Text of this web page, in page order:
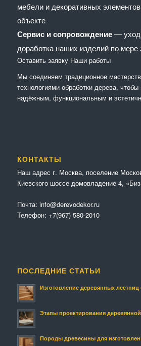
мебели и декоративных
объекте
Сервис и сопровождение— уход,
доработка наших изделий по мере
Оставить заявку Наши работы
Мы соединяем традиционное
технологиями обработки дерева,
надёжным, функциональным и
КОНТАКТЫ
Наш адрес г. Москва, поселение
Киевского шоссе домовладение 4,
Почта: info@derevodekor.ru
Телефон: +7(967) 580-2010
ПОСЛЕДНИЕ СТАТЬИ
Изготовление деревянных
Этапы проектирования
Породы древесины для